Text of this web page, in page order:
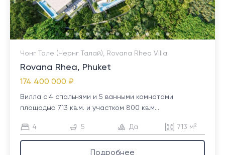
Чонг Тале (Чернг Талай), Rovana Rhea Villa
Rovana Rhea, Phuket
174 400 000 ₽
Вилла с 4 спальнями и 5 ванными комнатами
площадью 713 кв.м. и участком 800 кв.м...
4 5 Да 713 м²
Подробнее